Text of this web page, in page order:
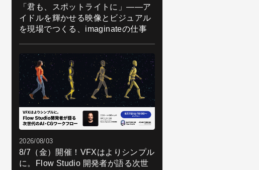
「君も、スポットライトに」――ア
イドルを輝かせる映像とビジュアル
を現場でつくる、imaginateの仕事
2026/08/03
8/7（金）開催！VFXはよりシンプル
に。Flow Studio 開発者が語る次世